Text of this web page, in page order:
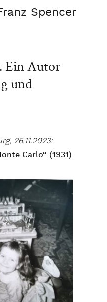
Spencer
Ein Autor
und
26.11.2023:
Carlo“ (1931)